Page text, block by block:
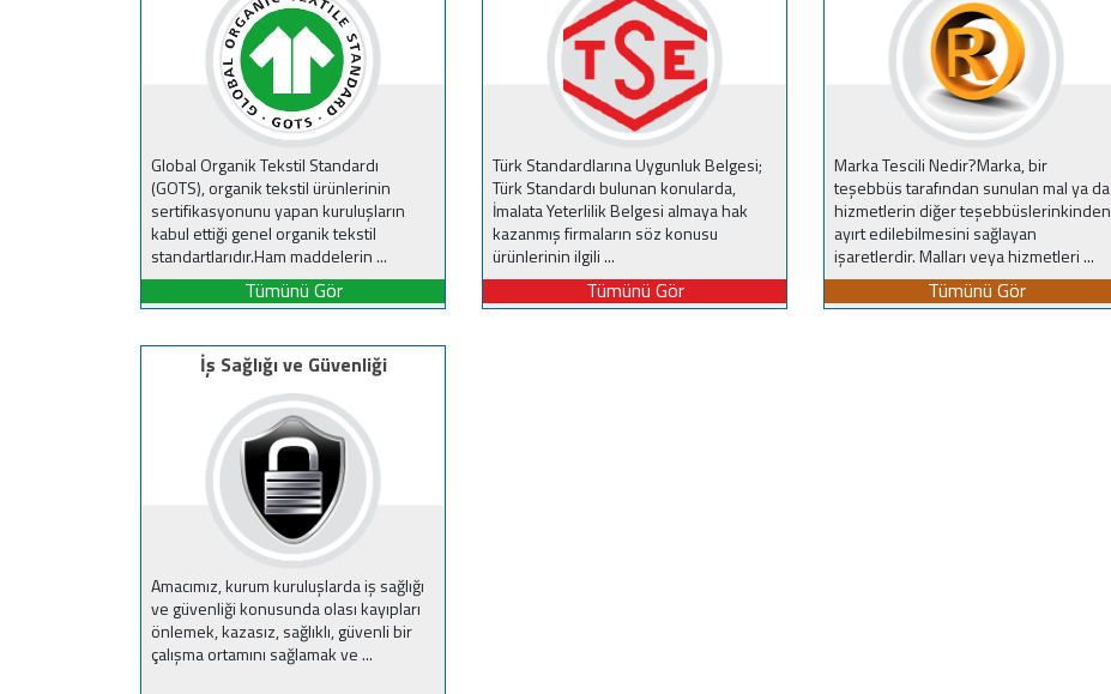
Global Organik Tekstil Standardı
(GOTS), organik tekstil ürünlerinin
sertifikasyonunu yapan kuruluşların
kabul ettiği genel organik tekstil
standartlarıdır.Ham maddelerin ...
Tümünü Gör
Türk Standardlarına Uygunluk Belgesi;
Türk Standardı bulunan konularda,
İmalata Yeterlilik Belgesi almaya hak
kazanmış firmaların söz konusu
ürünlerinin ilgili ...
Tümünü Gör
Marka Tescili Nedir?Marka, bir
teşebbüs tarafından sunulan mal ya da
hizmetlerin diğer teşebbüslerinkinden
ayırt edilebilmesini sağlayan
işaretlerdir. Malları veya hizmetleri ...
Tümünü Gör
İş Sağlığı ve Güvenliği
Amacımız, kurum kuruluşlarda iş sağlığı
ve güvenliği konusunda olası kayıpları
önlemek, kazasız, sağlıklı, güvenli bir
çalışma ortamını sağlamak ve ...